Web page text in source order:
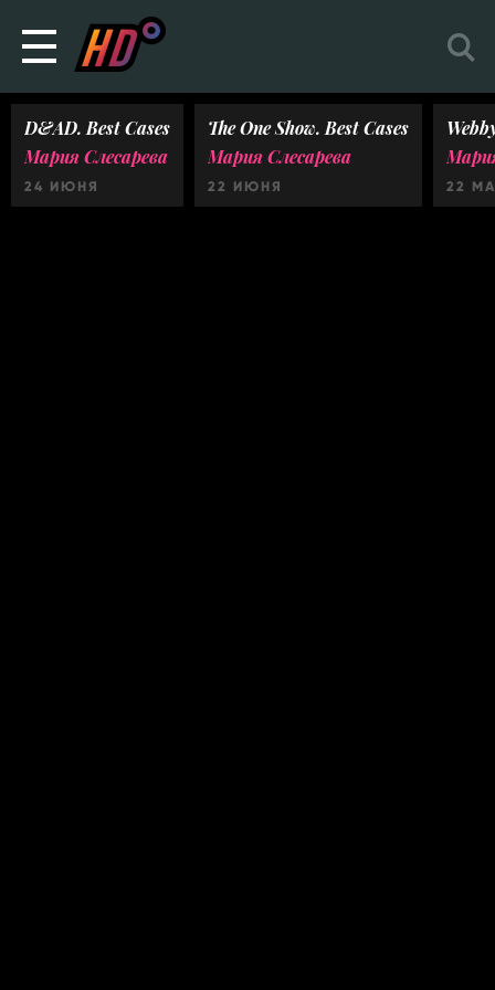
D&AD. Best Cases
Мария Слесарева
24 ИЮНЯ
The One Show. Best Cases
Мария Слесарева
22 ИЮНЯ 22